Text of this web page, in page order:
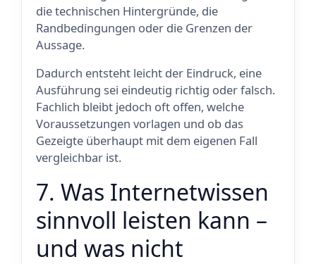
die technischen Hintergründe, die
Randbedingungen oder die Grenzen der
Aussage.
Dadurch entsteht leicht der Eindruck, eine
Ausführung sei eindeutig richtig oder falsch.
Fachlich bleibt jedoch oft offen, welche
Voraussetzungen vorlagen und ob das
Gezeigte überhaupt mit dem eigenen Fall
vergleichbar ist.
7. Was Internetwissen
sinnvoll leisten kann –
und was nicht